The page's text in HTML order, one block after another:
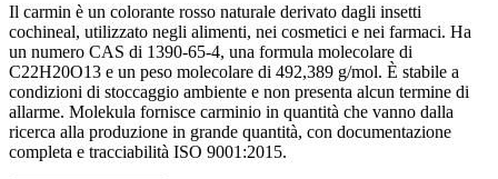
Il carmin è un colorante rosso naturale derivato dagli insetti
cochineal, utilizzato negli alimenti, nei cosmetici e nei farmaci. Ha
un numero CAS di 1390-65-4, una formula molecolare di
C22H20O13 e un peso molecolare di 492,389 g/mol. È stabile a
condizioni di stoccaggio ambiente e non presenta alcun termine di
allarme. Molekula fornisce carminio in quantità che vanno dalla
ricerca alla produzione in grande quantità, con documentazione
completa e tracciabilità ISO 9001:2015.